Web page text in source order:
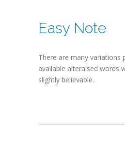
Easy Note
There are many variations
available alteraised words
slightly believable.